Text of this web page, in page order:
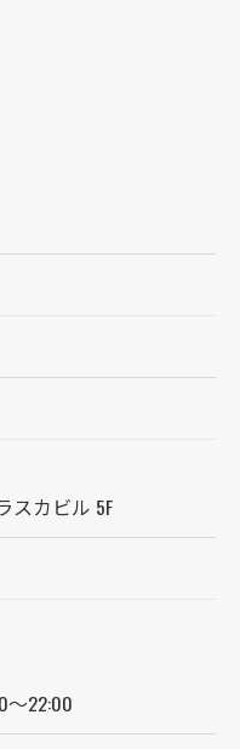
スカビル 5F
22:00